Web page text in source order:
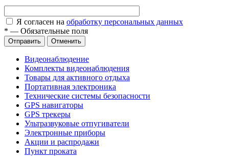
Я согласен на обработку персональных данных
* — Обязательные поля
Отправить Отменить
Видеонаблюдение
Комплекты видеонаблюдения
Товары для активного отдыха
Портативная электроника
Технические системы безопасности
GPS навигаторы
GPS трекеры
Ультразвуковые отпугиватели
Электронные приборы
Акции и распродажи
Пункт проката